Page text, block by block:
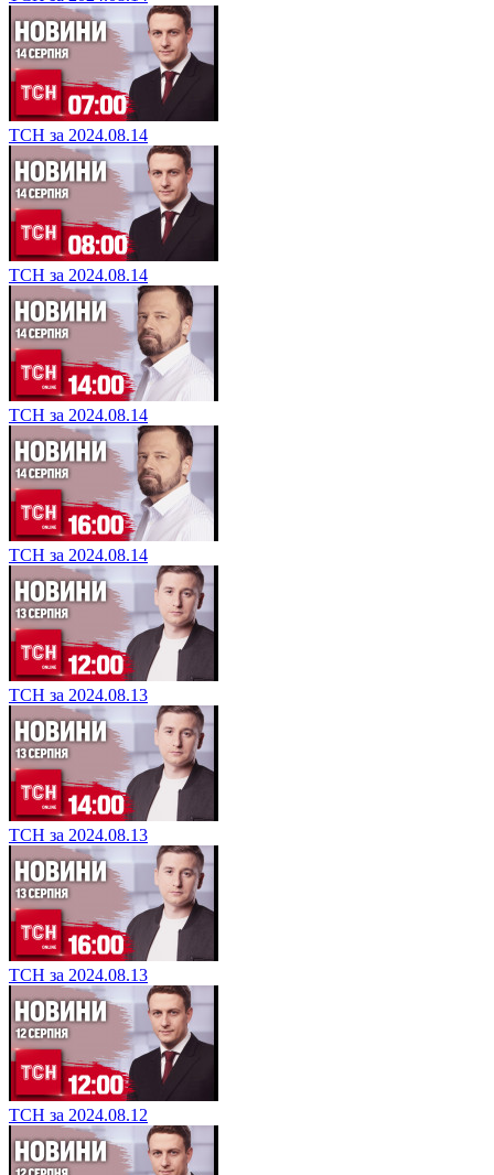
ТСН за 2024.08.14
ТСН за 2024.08.14
ТСН за 2024.08.14
ТСН за 2024.08.14
ТСН за 2024.08.13
ТСН за 2024.08.13
ТСН за 2024.08.13
ТСН за 2024.08.12